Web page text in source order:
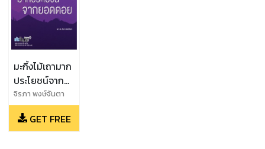
มะกิ้งไม้เถามาก
ประโยชน์จาก
ยอดดอย
จิรภา พงษ์จันตา
GET FREE